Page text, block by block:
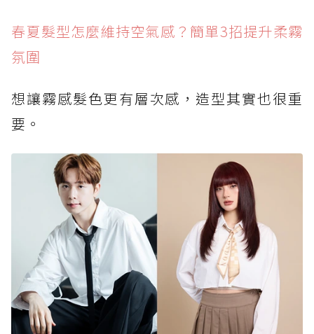
春夏髮型怎麼維持空氣感？簡單3招提升柔霧
氛圍
想讓霧感髮色更有層次感，造型其實也很重
要。